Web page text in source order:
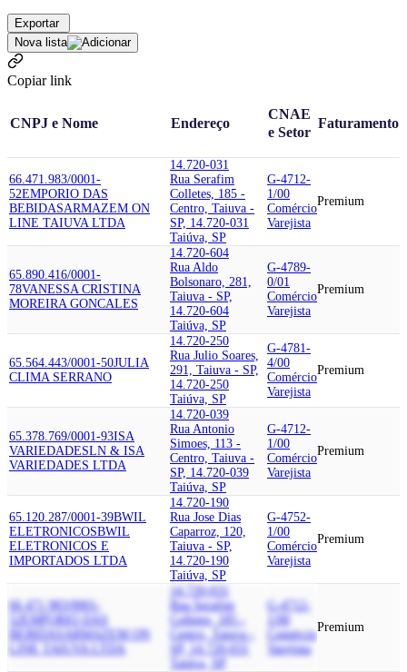
Exportar
Nova lista
Copiar link
CNPJ e Nome Endereço
CNAE
e Setor
Faturamento
66.471.983/0001-
52EMPORIO DAS
BEBIDASARMAZEM ON
LINE TAIUVA LTDA
14.720-031
Rua Serafim
Colletes, 185 -
Centro, Taiuva -
SP, 14.720-031
Taiúva, SP
G-4712-
1/00
Comércio
Varejista
Premium
65.890.416/0001-
78VANESSA CRISTINA
MOREIRA GONCALES
14.720-604
Rua Aldo
Bolsonaro, 281,
Taiuva - SP,
14.720-604
Taiúva, SP
G-4789-
0/01
Comércio
Varejista
Premium
65.564.443/0001-50JULIA
CLIMA SERRANO
14.720-250
Rua Julio Soares,
291, Taiuva - SP,
14.720-250
Taiúva, SP
G-4781-
4/00
Comércio
Varejista
Premium
65.378.769/0001-93ISA
VARIEDADESLN & ISA
VARIEDADES LTDA
14.720-039
Rua Antonio
Simoes, 113 -
Centro, Taiuva -
SP, 14.720-039
Taiúva, SP
G-4712-
1/00
Comércio
Varejista
Premium
65.120.287/0001-39BWIL
ELETRONICOSBWIL
ELETRONICOS E
IMPORTADOS LTDA
14.720-190
Rua Jose Dias
Caparroz, 120,
Taiuva - SP,
14.720-190
Taiúva, SP
G-4752-
1/00
Comércio
Varejista
Premium
66.471.983/0001-
52
EMPORIO DAS
BEBIDASARMAZEM ON
LINE TAIUVA LTDA
14.720-031
Rua Serafim
Colletes, 185 -
Centro, Taiuva -
SP, 14.720-031
Taiúva, SP
G-4712-
1/00
Comércio
Varejista
Premium